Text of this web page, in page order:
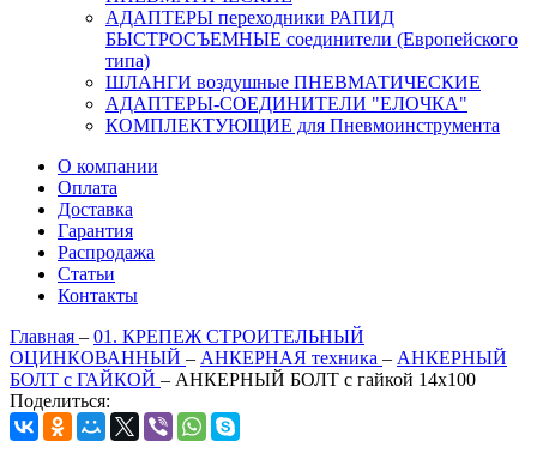
АДАПТЕРЫ переходники РАПИД
БЫСТРОСЪЕМНЫЕ соединители (Европейского
типа)
ШЛАНГИ воздушные ПНЕВМАТИЧЕСКИЕ
АДАПТЕРЫ-СОЕДИНИТЕЛИ "ЕЛОЧКА"
КОМПЛЕКТУЮЩИЕ для Пневмоинструмента
О компании
Оплата
Доставка
Гарантия
Распродажа
Статьи
Контакты
Главная – 01. КРЕПЕЖ СТРОИТЕЛЬНЫЙ
ОЦИНКОВАННЫЙ – АНКЕРНАЯ техника – АНКЕРНЫЙ
БОЛТ с ГАЙКОЙ – АНКЕРНЫЙ БОЛТ с гайкой 14х100
Поделиться: